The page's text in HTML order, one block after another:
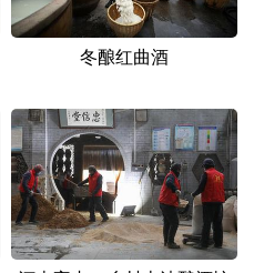
冬酿红曲酒